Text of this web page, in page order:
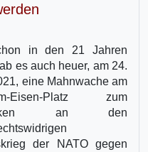
in den 21 Jahren
es auch heuer, am 24.
eine Mahnwache am
im-Eisen-Platz zum
an den
der NATO gegen